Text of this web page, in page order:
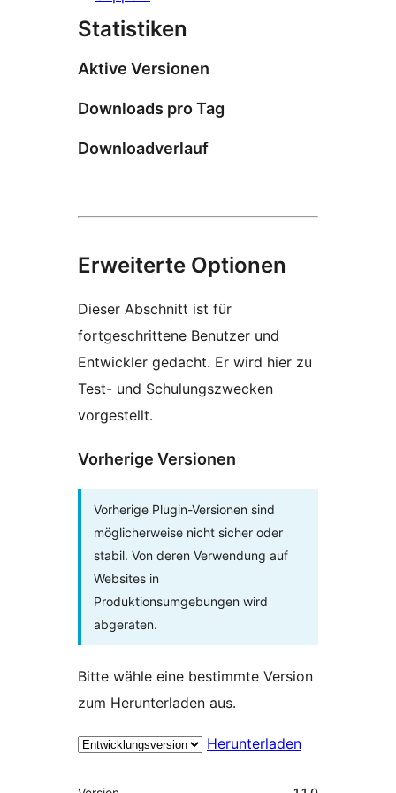
Statistiken
Aktive Versionen
Downloads pro Tag
Downloadverlauf
Erweiterte Optionen
Dieser Abschnitt ist für
fortgeschrittene Benutzer und
Entwickler gedacht. Er wird hier zu
Test- und Schulungszwecken
vorgestellt.
Vorherige Versionen
Vorherige Plugin-Versionen sind
möglicherweise nicht sicher oder
stabil. Von deren Verwendung auf
Websites in
Produktionsumgebungen wird
abgeraten.
Bitte wähle eine bestimmte Version
zum Herunterladen aus.
Herunterladen
Meta